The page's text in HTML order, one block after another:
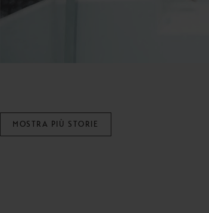
MOSTRA PIÙ STORIE